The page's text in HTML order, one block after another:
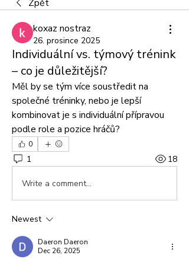
Zpět
koxaz nostraz
26. prosince 2025
Individuální vs. týmový trénink
– co je důležitější?
Měl by se tým více soustředit na
společné tréninky, nebo je lepší
kombinovat je s individuální přípravou
podle role a pozice hráčů?
0
1 18
Write a comment...
Newest
Daeron Daeron
Dec 26, 2025